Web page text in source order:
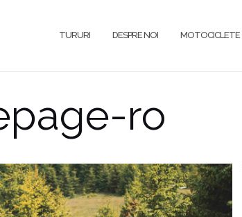
TURURI DESPRE NOI MOTOCICLETE
ro